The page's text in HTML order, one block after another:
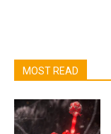
MOST READ